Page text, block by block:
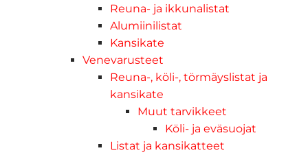
Reuna- ja ikkunalistat
Alumiinilistat
Kansikate
Venevarusteet
Reuna-, köli-, törmäyslistat ja
kansikate
Muut tarvikkeet
Köli- ja eväsuojat
Listat ja kansikatteet